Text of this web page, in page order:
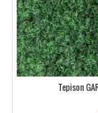
Tepison